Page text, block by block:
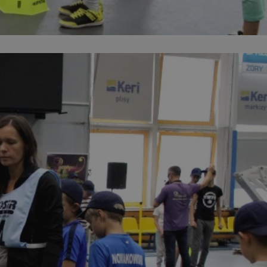
sesji.
obsługuje
optymalizacji
przechowywania
do usług
użytkownik
lub reklamy.
o zgodzie
dotyczących
z witryny.
prywatności
przestrzeganie